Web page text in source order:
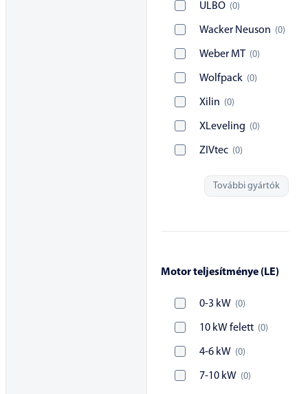
ULBO (0)
Wacker Neuson (0)
Weber MT (0)
Wolfpack (0)
Xilin (0)
XLeveling (0)
ZIVtec (0)
További gyártók
Motor teljesítménye (LE)
0-3 kW (0)
10 kW felett (0)
4-6 kW (0)
7-10 kW (0)